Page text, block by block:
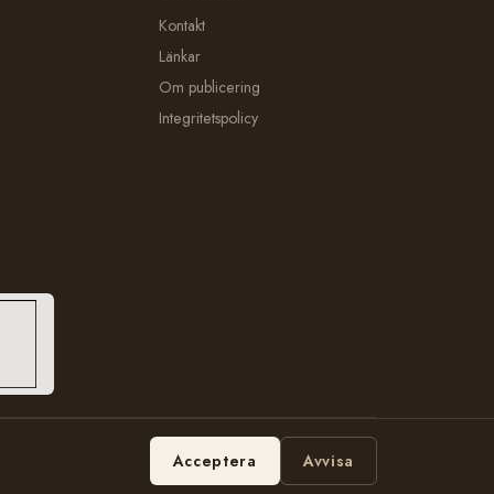
Kontakt
Länkar
Om publicering
Integritetspolicy
Hosting: Bobbe Consulting
Acceptera Avvisa